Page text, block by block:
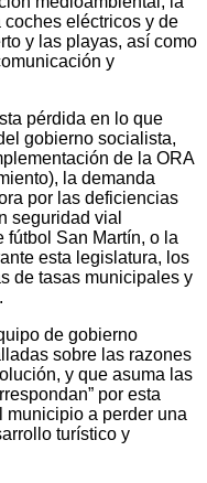
eléctricos y de
y las playas, así como
y
pérdida en lo que
gobierno socialista,
de la ORA
la demanda
por las deficiencias
seguridad vial
fútbol San Martín, o la
esta legislatura, los
de tasas municipales y
de gobierno
sobre las razones
y que asuma las
por esta
municipio a perder una
turístico y